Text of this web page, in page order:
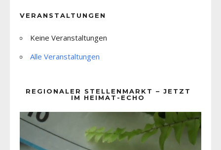
VERANSTALTUNGEN
Keine Veranstaltungen
Alle Veranstaltungen
REGIONALER STELLENMARKT – JETZT
IM HEIMAT-ECHO
Player